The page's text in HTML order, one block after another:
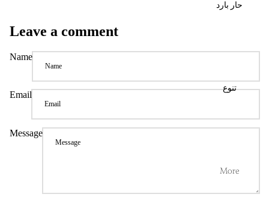
حار بارد
تنوع
More
Leave a comment
Name
Email
Message